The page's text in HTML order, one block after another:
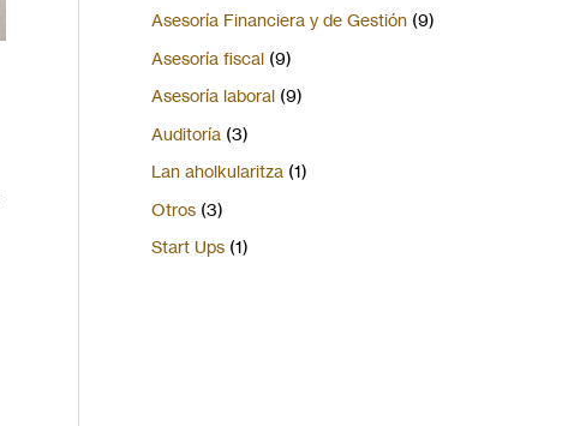
Asesoría Financiera y de Gestión (9)
Asesoría fiscal (9)
Asesoría laboral (9)
Auditoría (3)
Lan aholkularitza (1)
Otros (3)
Start Ups (1)